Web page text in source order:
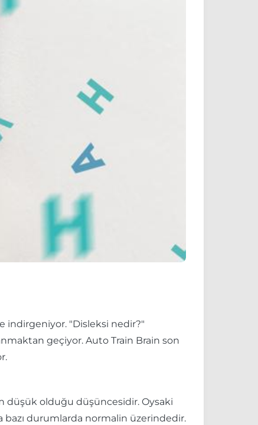
indirgeniyor. "Disleksi nedir?"
geçiyor. Auto Train Brain son
düşük olduğu düşüncesidir. Oysaki
durumlarda normalin üzerindedir.